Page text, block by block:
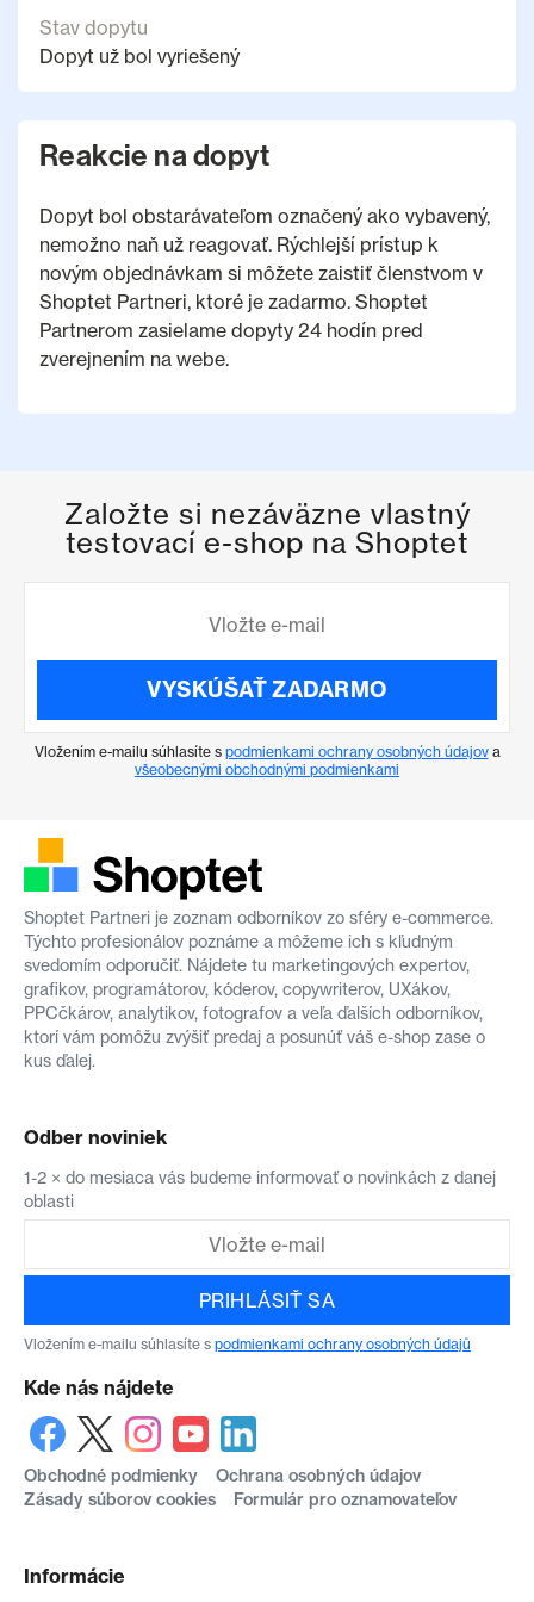
Stav dopytu
Dopyt už bol vyriešený
Reakcie na dopyt
Dopyt bol obstarávateľom označený ako vybavený,
nemožno naň už reagovať. Rýchlejší prístup k
novým objednávkam si môžete zaistiť členstvom v
Shoptet Partneri, ktoré je zadarmo. Shoptet
Partnerom zasielame dopyty 24 hodín pred
zverejnením na webe.
Založte si nezáväzne vlastný
testovací e-shop na Shoptet
VYSKÚŠAŤ ZADARMO
Vložením e-mailu súhlasíte s podmienkami ochrany osobných údajova
všeobecnými obchodnými podmienkami
Shoptet Partneri je zoznam odborníkov zo sféry e-commerce.
Týchto profesionálov poznáme a môžeme ich s kľudným
svedomím odporučiť. Nájdete tu marketingových expertov,
grafikov, programátorov, kóderov, copywriterov, UXákov,
PPCčkárov, analytikov, fotografov a veľa ďalších odborníkov,
ktorí vám pomôžu zvýšiť predaj a posunúť váš e-shop zase o
kus ďalej.
Informácie
Odber noviniek
1-2 × do mesiaca vás budeme informovať o novinkách z danej
oblasti
PRIHLÁSIŤ SA
Vložením e-mailu súhlasíte s podmienkami ochrany osobných údajů
Kde nás nájdete
Obchodné podmienky
Ochrana osobných údajov
Zásady súborov cookies
Formulár pro oznamovateľov